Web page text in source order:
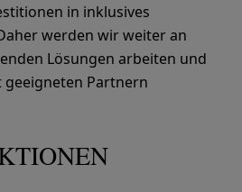
in inklusives
werden wir weiter an
Lösungen arbeiten und
geeigneten Partnern